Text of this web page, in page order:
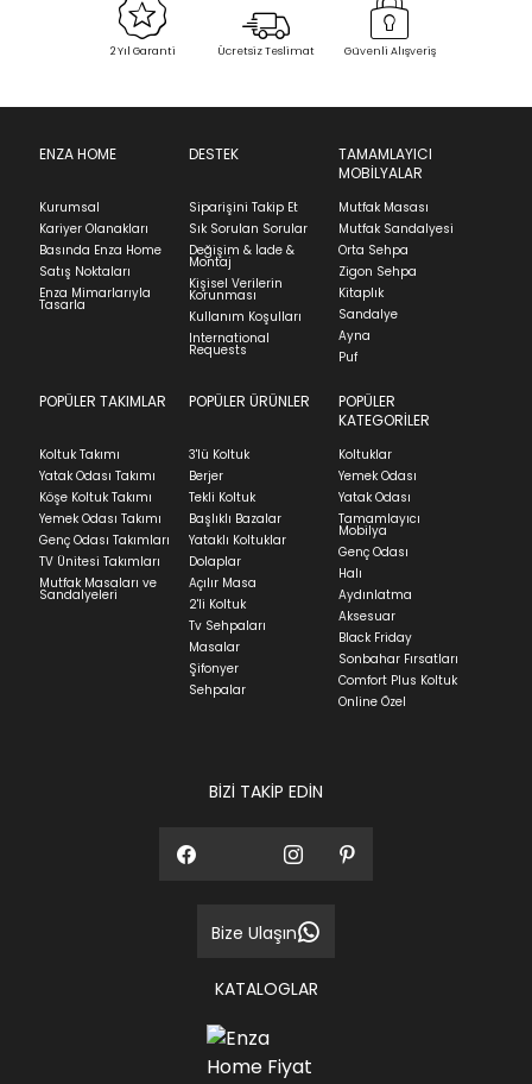
Select an option.
Stock moves super-fast. This look-up is an
indication of where stock might be available but
we can't guarantee it'll be there for long.
Sipariş Alındı Sevkiyat Aşamasında Teslim Edildi
içinde iade başvurusunda bulunarak sürecinizi
Ürünü iade etmek için, orijinal kutusuyla ve
faturasıyla birlikte göndermelisiniz.
İadenizin kabul edilmesi için, ürünün hasar
görmemiş, kurulumunun yapılmamış ve
kullanılmamış olması gerekmektedir.
İade ve Değişim bölümünü ziyaret ediniz.
Teslimat
Ev tekstili siparişlerinizin kargoya verilme süresi
ortalama 5-24 iş günüdür.
Yatak siparişlerinizin teslim süresi yaşadığınız şehre
ve ürünün stok durumuna göre ortalama 5-24 iş
günüdür.
Panel ve Döşeme grubu ürün siparişlerinizin teslim
süresi yaşadığınız şehre ve ürünün stok durumuna
göre ortalama 30-45 iş günüdür.
Siparişlerim bölümünden sürecinizi takip edebilirsiniz.
Sıkça Sorulan Sorularbölümünü ziyaret
2 Yıl Garanti Ücretsiz Teslimat Güvenli Alışveriş
Bu ürün stoklarımıza geldiğindeposta
adresinizden sizleri bilgilendireceğiz.
ENZA HOME
Kurumsal
Kariyer Olanakları
Basında Enza Home
Satış Noktaları
Enza Mimarlarıyla
Tasarla
DESTEK
Siparişini Takip Et
Sık Sorulan Sorular
Değişim & İade &
Montaj
Kişisel Verilerin
Korunması
Kullanım Koşulları
International
Requests
TAMAMLAYICI
MOBİLYALAR
Mutfak Masası
Mutfak Sandalyesi
Orta Sehpa
Zigon Sehpa
Kitaplık
Sandalye
Ayna
Puf
POPÜLER TAKIMLAR
Koltuk Takımı
Yatak Odası Takımı
Köşe Koltuk Takımı
Yemek Odası Takımı
Genç Odası Takımları
TV Ünitesi Takımları
Mutfak Masaları ve
Sandalyeleri
POPÜLER ÜRÜNLER
3'lü Koltuk
Berjer
Tekli Koltuk
Başlıklı Bazalar
Yataklı Koltuklar
Dolaplar
Açılır Masa
2'li Koltuk
Tv Sehpaları
Masalar
Şifonyer
Sehpalar
POPÜLER
KATEGORİLER
Koltuklar
Yemek Odası
Yatak Odası
Tamamlayıcı
Mobilya
Genç Odası
Halı
Aydınlatma
Aksesuar
Black Friday
Sonbahar Fırsatları
Comfort Plus Koltuk
Online Özel
BİZİ TAKİP EDİN
Bize Ulaşın
KATALOGLAR